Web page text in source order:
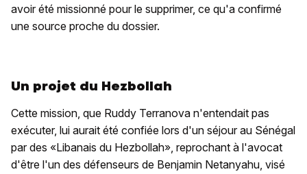
avoir été missionné pour le supprimer, ce qu'a confirmé
une source proche du dossier.
Un projet du Hezbollah
Cette mission, que Ruddy Terranova n'entendait pas
exécuter, lui aurait été confiée lors d'un séjour au Sénégal
par des «Libanais du Hezbollah», reprochant à l'avocat
d'être l'un des défenseurs de Benjamin Netanyahu, visé